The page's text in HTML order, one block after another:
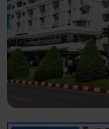
Sobre nós
PT-BR
+55 11 3705 6200
+55 11 3705 6200
Precisa de assistência?